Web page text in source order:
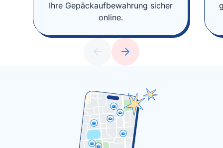
Ihre Gepäckaufbewahrung sicher
online.